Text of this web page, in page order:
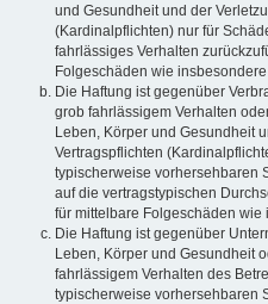
und Gesundheit und der
(Kardinalpflichten) nur für
fahrlässiges Verhalten
Folgeschäden wie
Die Haftung ist gegenüber
grob fahrlässigem Verhalten
Leben, Körper und Gesundheit
Vertragspflichten
typischerweise vorhersehbaren
auf die vertragstypischen
für mittelbare Folgeschäden wie
Die Haftung ist gegenüber
Leben, Körper und Gesundheit
fahrlässigem Verhalten des
typischerweise vorhersehbaren